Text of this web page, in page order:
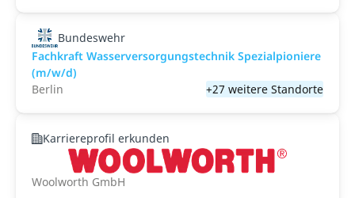
Bundeswehr
Fachkraft Wasserversorgungstechnik Spezialpioniere
(m/w/d)
Berlin
+27 weitere Standorte
Karriereprofil erkunden
Woolworth GmbH